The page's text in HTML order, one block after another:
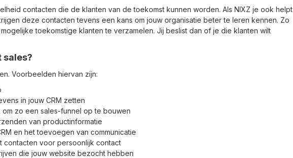
contacten die de klanten van de toekomst kunnen worden. Als NIXZ je ook helpt
deze contacten tevens een kans om jouw organisatie beter te leren kennen. Zo
toekomstige klanten te verzamelen. Jij beslist dan of je die klanten wilt
sales?
Voorbeelden hiervan zijn:
in jouw CRM zetten
zo een sales-funnel op te bouwen
van productinformatie
en het toevoegen van communicatie
contacten voor persoonlijk contact
die jouw website bezocht hebben